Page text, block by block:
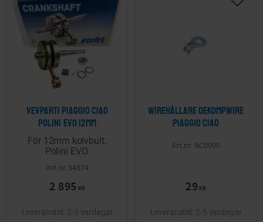
Vevparti Piaggio Ciao
Polini EVO 12mm
För 12mm kolvbult.
Polini EVO.
34374
2 895 KR
Lägg till i önskelista
2-5 vardagar
Wirehållare dekompwire
Piaggio Ciao
NC0090
29 KR
Lägg
2-5 vardagar